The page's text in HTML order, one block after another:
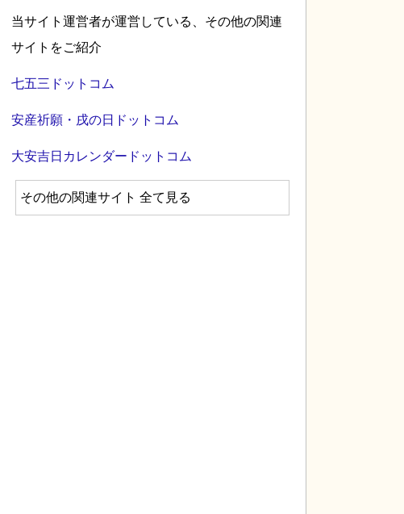
当サイト運営者が運営している、その他の関連
サイトをご紹介
七五三ドットコム
安産祈願・戌の日ドットコム
大安吉日カレンダードットコム
その他の関連サイト 全て見る